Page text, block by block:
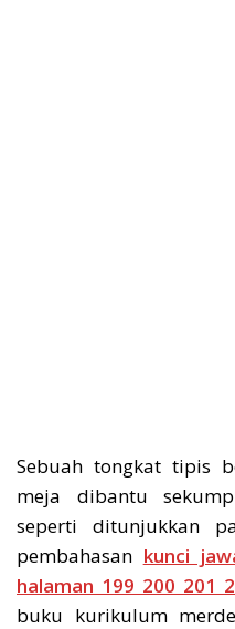
Sebuah tongkat tipis
meja dibantu
seperti ditunjukkan
pembahasan kunci
halaman 199 200 201
buku kurikulum